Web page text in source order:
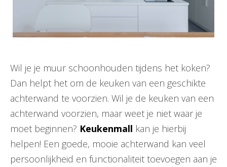
Wil je je muur schoonhouden tijdens het koken?
Dan helpt het om de keuken van een geschikte
achterwand te voorzien. Wil je de keuken van een
achterwand voorzien, maar weet je niet waar je
moet beginnen? Keukenmall kan je hierbij
helpen! Een goede, mooie achterwand kan veel
persoonlijkheid en functionaliteit toevoegen aan je